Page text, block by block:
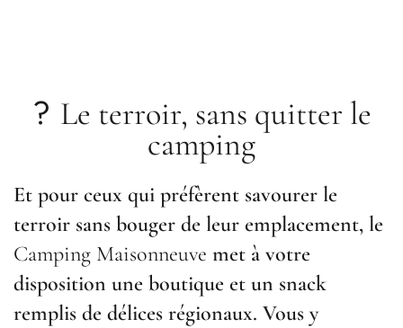
? Le terroir, sans quitter le
camping
Et pour ceux qui préfèrent savourer le
terroir sans bouger de leur emplacement, le
Camping Maisonneuve met à votre
disposition une boutique et un snack
remplis de délices régionaux. Vous y